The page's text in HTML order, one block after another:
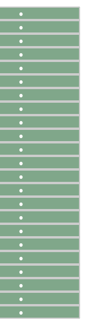
●
●
●
●
●
●
●
●
●
●
●
●
●
●
●
●
●
●
●
●
●
●
●